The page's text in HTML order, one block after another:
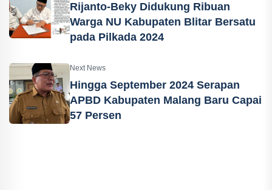
Rijanto-Beky Didukung Ribuan
Warga NU Kabupaten Blitar Bersatu
pada Pilkada 2024
Next News
Hingga September 2024 Serapan
APBD Kabupaten Malang Baru Capai
57 Persen